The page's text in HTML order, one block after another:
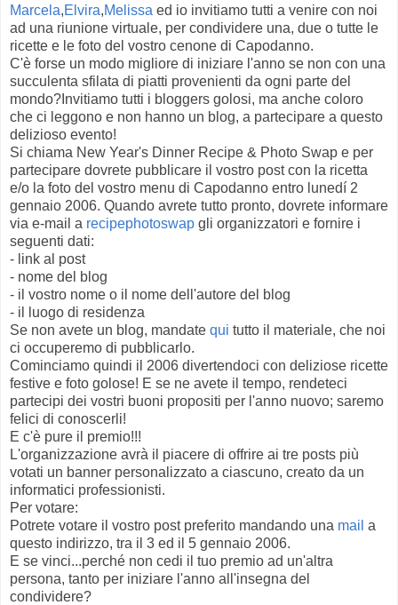
Marcela,Elvira,Melissa ed io invitiamo tutti a venire con noi
ad una riunione virtuale, per condividere una, due o tutte le
ricette e le foto del vostro cenone di Capodanno.
C'è forse un modo migliore di iniziare l'anno se non con una
succulenta sfilata di piatti provenienti da ogni parte del
mondo?Invitiamo tutti i bloggers golosi, ma anche coloro
che ci leggono e non hanno un blog, a partecipare a questo
delizioso evento!
Si chiama New Year's Dinner Recipe & Photo Swap e per
partecipare dovrete pubblicare il vostro post con la ricetta
e/o la foto del vostro menu di Capodanno entro lunedí 2
gennaio 2006. Quando avrete tutto pronto, dovrete informare
via e-mail a recipephotoswap gli organizzatori e fornire i
seguenti dati:
- link al post
- nome del blog
- il vostro nome o il nome dell'autore del blog
- il luogo di residenza
Se non avete un blog, mandate qui tutto il materiale, che noi
ci occuperemo di pubblicarlo.
Cominciamo quindi il 2006 divertendoci con deliziose ricette
festive e foto golose! E se ne avete il tempo, rendeteci
partecipi dei vostri buoni propositi per l'anno nuovo; saremo
felici di conoscerli!
E c'è pure il premio!!!
L'organizzazione avrà il piacere di offrire ai tre posts più
votati un banner personalizzato a ciascuno, creato da un
informatici professionisti.
Per votare:
Potrete votare il vostro post preferito mandando una mail a
questo indirizzo, tra il 3 ed il 5 gennaio 2006.
E se vinci...perché non cedi il tuo premio ad un'altra
persona, tanto per iniziare l'anno all'insegna del
condividere?